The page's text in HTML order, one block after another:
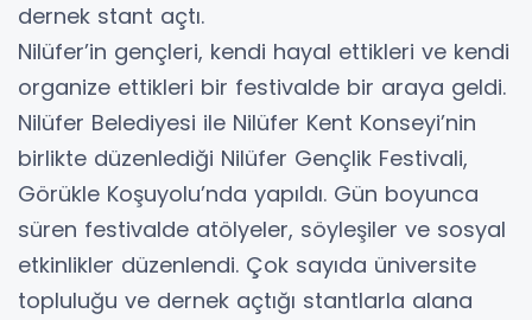
dernek stant açtı.
Nilüfer’in gençleri, kendi hayal ettikleri ve kendi
organize ettikleri bir festivalde bir araya geldi.
Nilüfer Belediyesi ile Nilüfer Kent Konseyi’nin
birlikte düzenlediği Nilüfer Gençlik Festivali,
Görükle Koşuyolu’nda yapıldı. Gün boyunca
süren festivalde atölyeler, söyleşiler ve sosyal
etkinlikler düzenlendi. Çok sayıda üniversite
topluluğu ve dernek açtığı stantlarla alana